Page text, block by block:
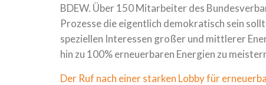
BDEW. Über 150 Mitarbeiter des
Prozesse die eigentlich demokratisch sein
speziellen Interessen großer und mittlerer
hin zu 100% erneuerbaren Energien zu
Der Ruf nach einer starken Lobby für